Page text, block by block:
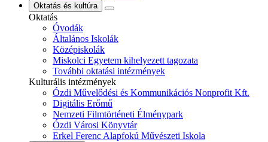
Oktatás és kultúra
Oktatás
Óvodák
Általános Iskolák
Középiskolák
Miskolci Egyetem kihelyezett tagozata
További oktatási intézmények
Kulturális intézmények
Ózdi Művelődési és Kommunikációs Nonprofit Kft.
Digitális Erőmű
Nemzeti Filmtörténeti Élménypark
Ózdi Városi Könyvtár
Erkel Ferenc Alapfokú Művészeti Iskola